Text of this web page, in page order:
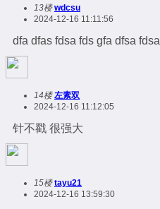
13楼 wdcsu
2024-12-16 11:11:56
dfa dfas fdsa fds gfa dfsa fdsa
14楼 左素双
2024-12-16 11:12:05
针不戳 很强大
15楼 tayu21
2024-12-16 13:59:30